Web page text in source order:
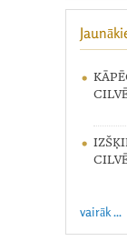
vairāk ...